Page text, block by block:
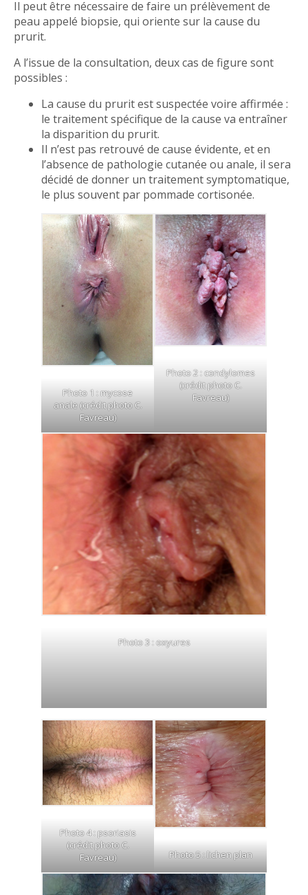
Il peut être nécessaire de faire un prélèvement de
peau appelé biopsie, qui oriente sur la cause du
prurit.
A l’issue de la consultation, deux cas de figure sont
possibles :
La cause du prurit est suspectée voire affirmée :
le traitement spécifique de la cause va entraîner
la disparition du prurit.
Il n’est pas retrouvé de cause évidente, et en
l’absence de pathologie cutanée ou anale, il sera
décidé de donner un traitement symptomatique,
le plus souvent par pommade cortisonée.
Photo 1 : mycose
anale (crédit photo C.
Favreau)
Photo 2 : condylomes
(crédit photo C.
Favreau)
Photo 3 : oxyures
Photo 4 : psoriasis
(crédit photo C.
Favreau)
Photo 5 : lichen plan